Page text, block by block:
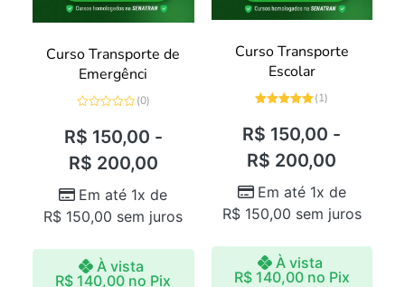
Curso Transporte de
Emergênci
0
de
(0)
R$ 150,00 -
R$ 200,00
Em até 1x de
R$ 150,00 sem juros
À vista
R$ 140,00 no Pix
Curso Transporte
Escolar
5.00de 5
(1)
R$ 150,00 -
R$ 200,00
Em até 1x de
R$150,00 sem juros
À vista
R$140,00 no Pix